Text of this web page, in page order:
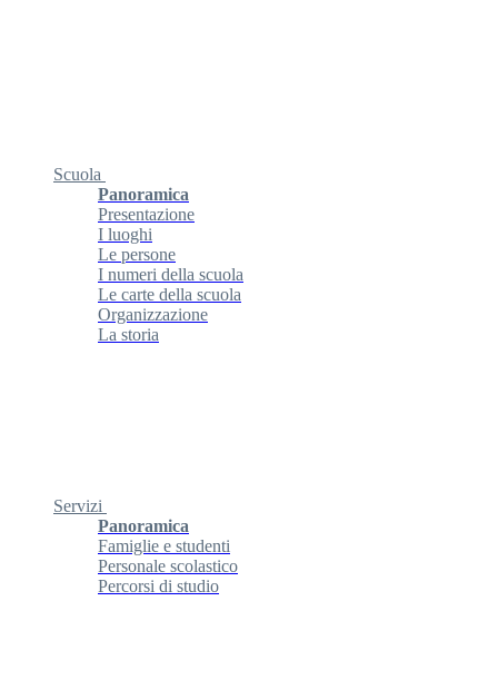
Scuola
Panoramica
Presentazione
I luoghi
Le persone
I numeri della scuola
Le carte della scuola
Organizzazione
La storia
Servizi
Panoramica
Famiglie e studenti
Personale scolastico
Percorsi di studio